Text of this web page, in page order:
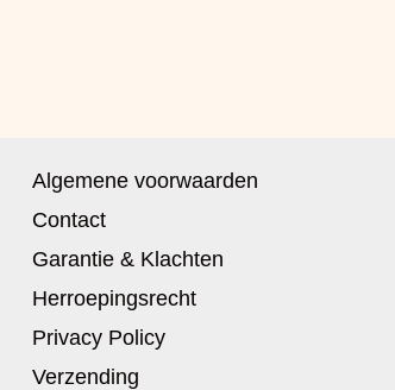
Algemene voorwaarden
Contact
Garantie & Klachten
Herroepingsrecht
Privacy Policy
Verzending